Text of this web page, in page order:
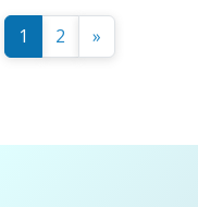
1 2 »